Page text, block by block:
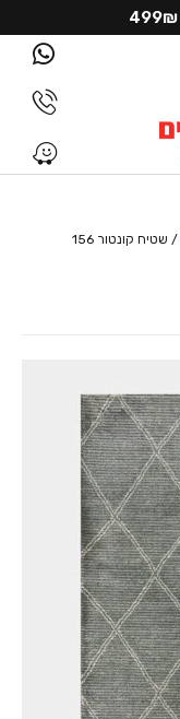
/ שטיח קונטור 156